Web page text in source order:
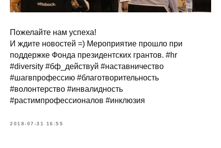
Пожелайте нам успеха!
И ждите новостей =) Мероприятие прошло при
поддержке Фонда президентских грантов. #hr
#diversity #бф_действуй #наставничество
#шагвпрофессию #благотворительность
#волонтерство #инвалидность
#растимпрофессионалов #инклюзия
2018-07-31 16:55